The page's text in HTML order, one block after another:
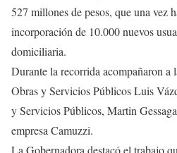
527 millones de pesos, que una vez
incorporación de 10.000 nuevos
domiciliaria.
Durante la recorrida acompañaron
Obras y Servicios Públicos Luis
y Servicios Públicos, Martin
empresa Camuzzi.
La Gobernadora destacó el trabajo